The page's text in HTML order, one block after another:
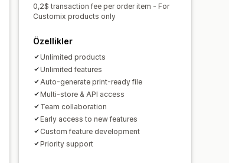
0,2$ transaction fee per order item - For
Customix products only
Özellikler
Unlimited products
Unlimited features
Auto-generate print-ready file
Multi-store & API access
Team collaboration
Early access to new features
Custom feature development
Priority support